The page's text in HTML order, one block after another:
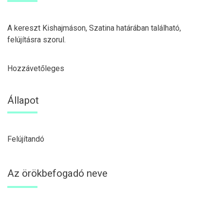
A kereszt Kishajmáson, Szatina határában található,
felújításra szorul.
Hozzávetőleges
Állapot
Felújítandó
Az örökbefogadó neve